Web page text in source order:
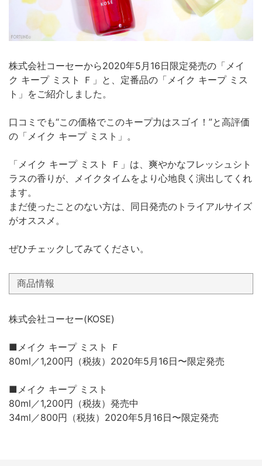
株式会社コーセーから2020年5月16日限定発売の「メイ
ク キープ ミスト Ｆ」と、定番品の「メイク キープ ミス
ト」をご紹介しました。
口コミでも“この価格でこのキープ力はスゴイ！”と高評価
の「メイク キープ ミスト」。
「メイク キープ ミスト Ｆ」は、爽やかなフレッシュシト
ラスの香りが、メイクタイムをより心地良く演出してくれ
ます。
まだ使ったことのない方は、同日発売のトライアルサイズ
がオススメ。
ぜひチェックしてみてください。
商品情報
株式会社コーセー(KOSE)
■メイク キープ ミスト Ｆ
80ml／1,200円（税抜）2020年5月16日〜限定発売
■メイク キープ ミスト
80ml／1,200円（税抜）発売中
34ml／800円（税抜）2020年5月16日〜限定発売